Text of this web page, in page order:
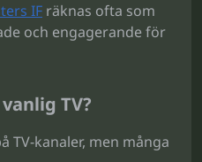
IF räknas ofta som
och engagerande för
TV?
TV-kanaler, men många